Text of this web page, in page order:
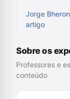
Jorge
artigo
Sobre os
Professores e
conteúdo